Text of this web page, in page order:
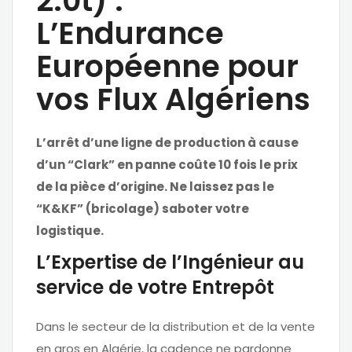
L’Endurance
Européenne pour
vos Flux Algériens
L’arrêt d’une ligne de production à cause
d’un “Clark” en panne coûte 10 fois le prix
de la pièce d’origine. Ne laissez pas le
“K&KF” (bricolage) saboter votre
logistique.
L’Expertise de l’Ingénieur au
service de votre Entrepôt
Dans le secteur de la distribution et de la vente
en gros en Algérie, la cadence ne pardonne